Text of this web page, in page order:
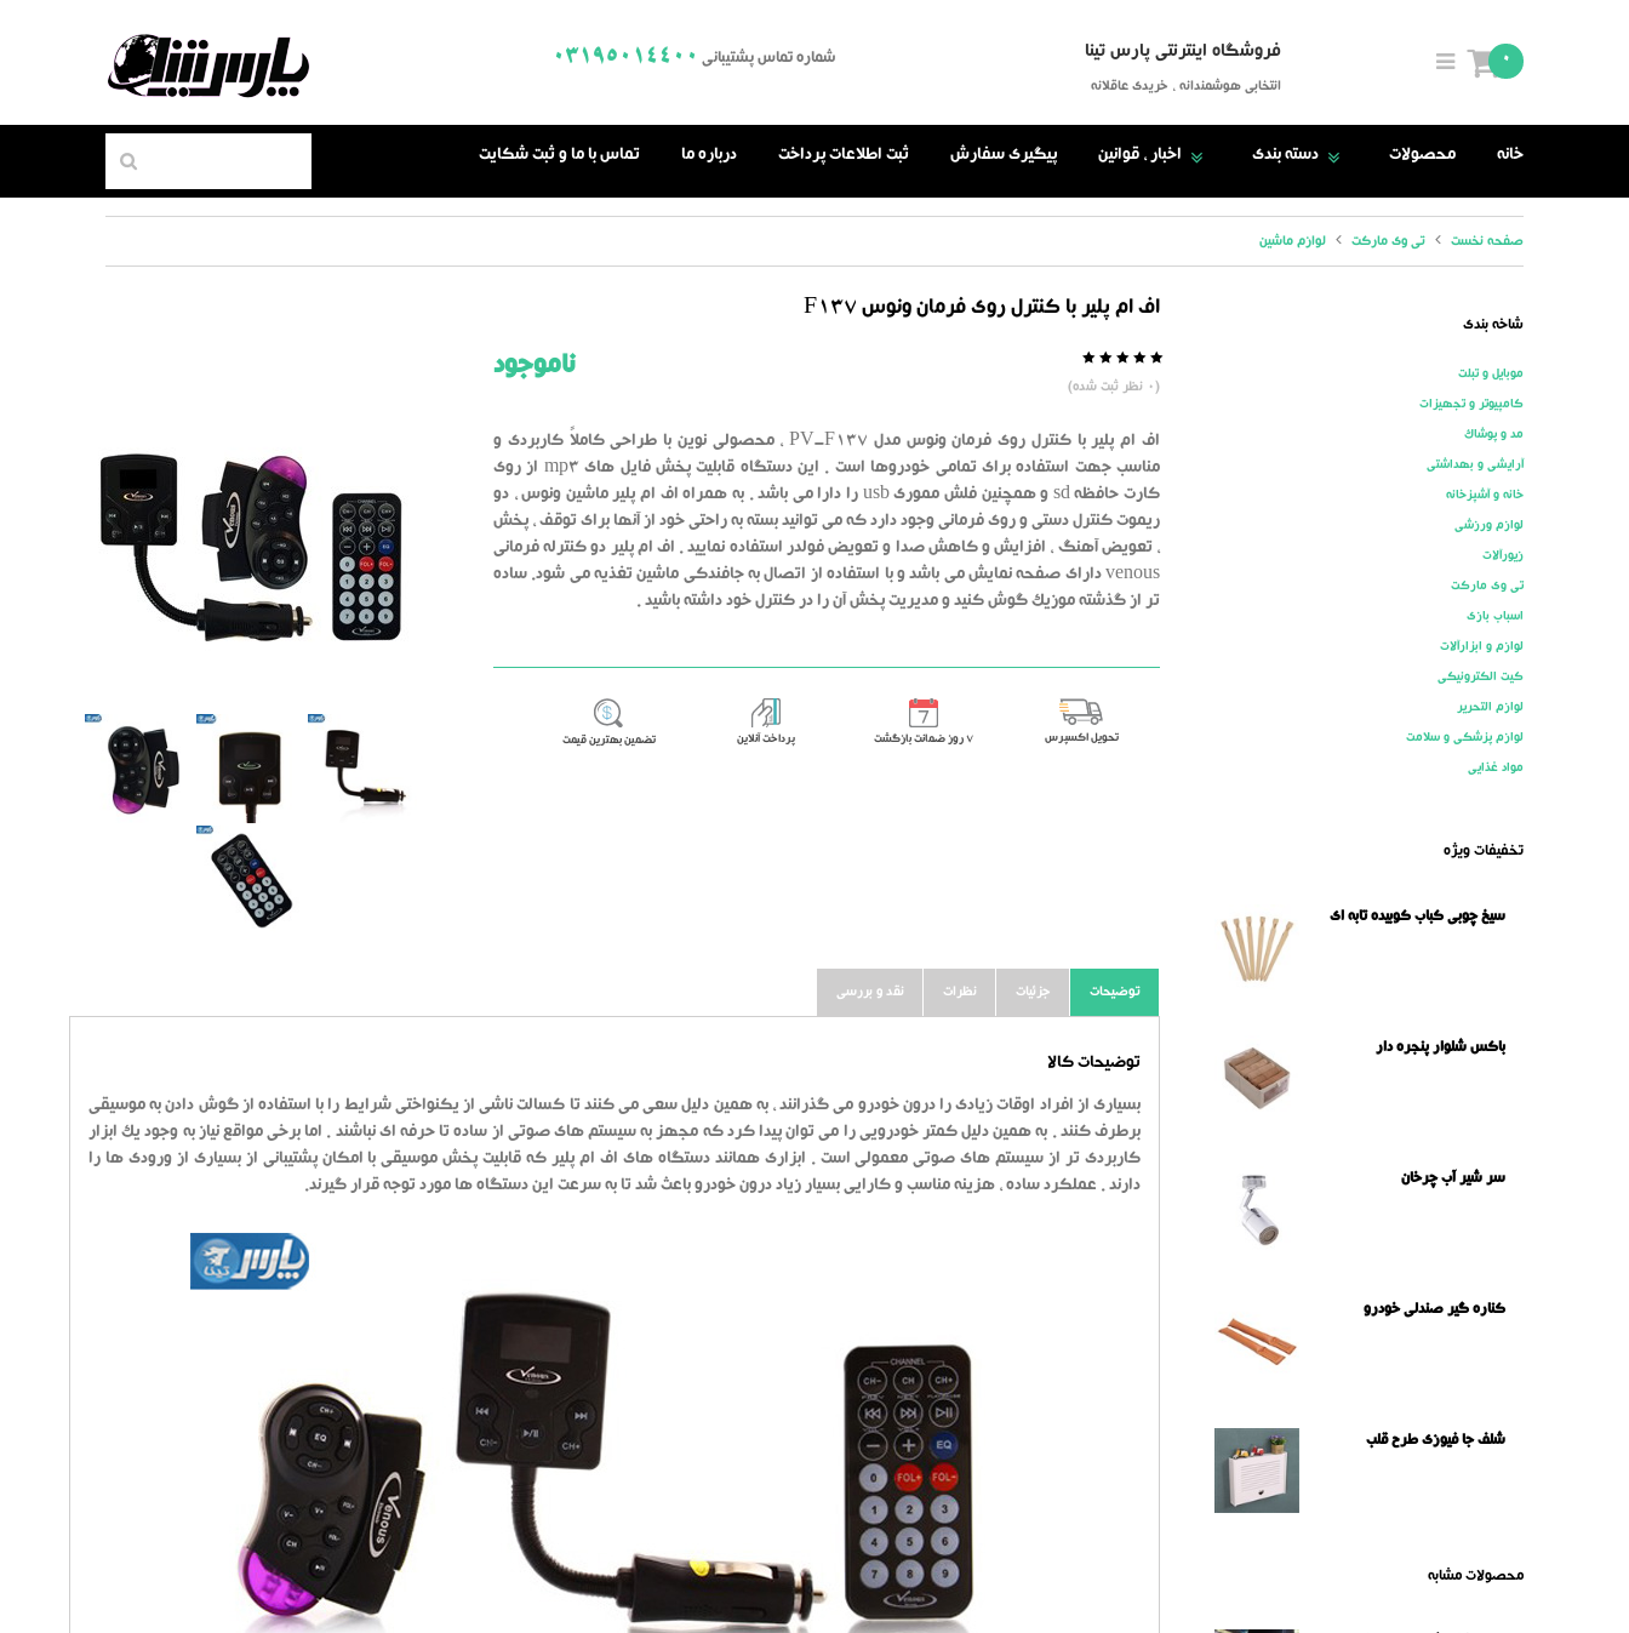
03195014400 شماره تماس پشتیبانی فروشگاه اینترنتی پارس تینا
انتخابی هوشمندانه ، خریدی عاقلانه
0
خانه محصولات دسته بندی اخبار ، قوانین پیگیری سفارش ثبت اطلاعات پرداخت درباره ما تماس با ما و ثبت شکایت
صفحه نخست تی وی مارکت لوازم ماشین
اف ام پلیر با کنترل روی فرمان ونوس F137
از
50
رای
دهنده
(
0 نظر ثبت شده)
ناموجود
اف ام پلیر با کنترل روی فرمان ونوس مدل PV-F137 ، محصولی نوین با طراحی کاملاً کاربردی و
مناسب جهت استفاده برای تمامی خودروها است . این دستگاه قابلیت پخش فایل های mp3 از روی
کارت حافظه sd و همچنین فلش مموری usb را دارا می باشد . به همراه اف ام پلیر ماشین ونوس ، دو
ریموت کنترل دستی و روی فرمانی وجود دارد که می توانید بسته به راحتی خود از آنها برای توقف ، پخش
، تعویض آهنگ ، افزایش و کاهش صدا و تعویض فولدر استفاده نمایید . اف ام پلیر دو کنترله فرمانی
venous دارای صفحه نمایش می باشد و با استفاده از اتصال به جافندکی ماشین تغذیه می شود. ساده
تر از گذشته موزیک گوش کنید و مدیریت پخش آن را در کنترل خود داشته باشید .
تحویل اکسپرس ٧ روز ضمانت بازگشت پرداخت آنلاین تضمین بهترین قیمت
توضیحات جزئیات نظرات نقد و بررسی
توضیحات کالا
بسیاری از افراد اوقات زیادی را درون خودرو می گذرانند ، به همین دلیل سعی می کنند تا کسالت ناشی از یکنواختی شرایط را با استفاده از گوش دادن به موسیقی
برطرف کنند . به همین دلیل کمتر خودرویی را می توان پیدا کرد که مجهز به سیستم های صوتی از ساده تا حرفه ای نباشند . اما برخی مواقع نیاز به وجود یک ابزار
کاربردی تر از سیستم های صوتی معمولی است . ابزاری همانند دستگاه های اف ام پلیر که قابلیت پخش موسیقی با امکان پشتیبانی از بسیاری از ورودی ها را
دارند . عملکرد ساده ، هزینه مناسب و کارایی بسیار زیاد درون خودرو باعث شد تا به سرعت این دستگاه ها مورد توجه قرار گیرند.
شاخه بندی
موبایل و تبلت
کامپیوتر و تجهیزات
مد و پوشاک
آرایشی و بهداشتی
خانه و آشپزخانه
لوازم ورزشی
زیورآلات
تی وی مارکت
اسباب بازی
لوازم و ابزارآلات
کیت الکترونیکی
لوازم التحریر
لوازم پزشکی و سلامت
مواد غذایی
تخفیفات ویژه
سیخ چوبی کباب کوبیده تابه ای
باکس شلوار پنجره دار
سر شیر آب چرخان
کناره گیر صندلی خودرو
شلف جا فیوزی طرح قلب
محصولات مشابه